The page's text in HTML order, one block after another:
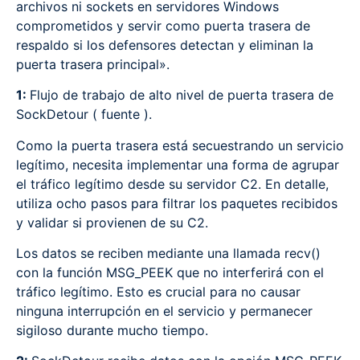
archivos ni sockets en servidores Windows
comprometidos y servir como puerta trasera de
respaldo si los defensores detectan y eliminan la
puerta trasera principal».
1: Flujo de trabajo de alto nivel de puerta trasera de
SockDetour ( fuente ).
Como la puerta trasera está secuestrando un servicio
legítimo, necesita implementar una forma de agrupar
el tráfico legítimo desde su servidor C2. En detalle,
utiliza ocho pasos para filtrar los paquetes recibidos
y validar si provienen de su C2.
Los datos se reciben mediante una llamada recv()
con la función MSG_PEEK que no interferirá con el
tráfico legítimo. Esto es crucial para no causar
ninguna interrupción en el servicio y permanecer
sigiloso durante mucho tiempo.